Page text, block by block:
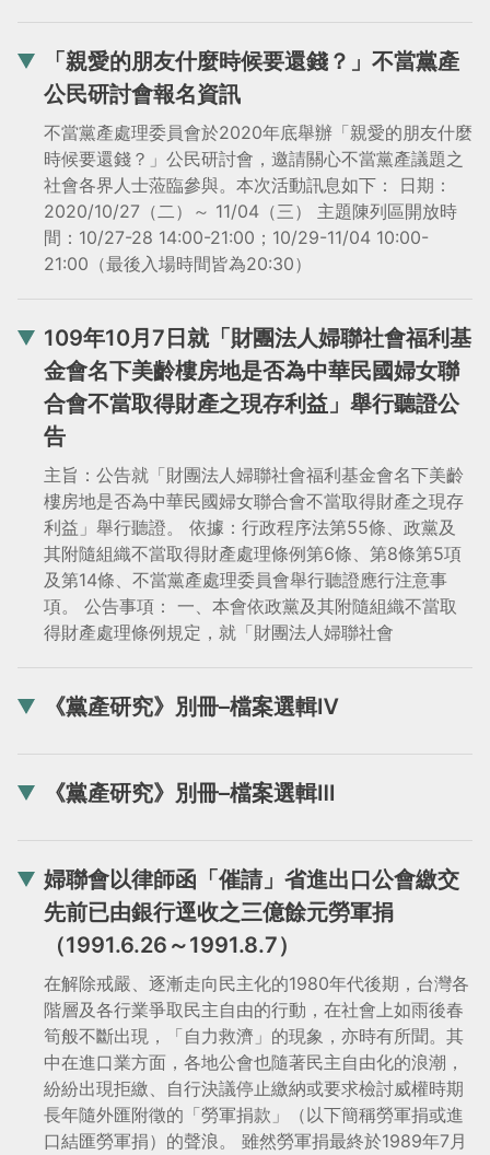
「親愛的朋友什麼時候要還錢？」不當黨產
公民研討會報名資訊
不當黨產處理委員會於2020年底舉辦「親愛的朋友什麼
時候要還錢？」公民研討會，邀請關心不當黨產議題之
社會各界人士蒞臨參與。本次活動訊息如下： 日期：
2020/10/27（二）～ 11/04（三） 主題陳列區開放時
間：10/27-28 14:00-21:00；10/29-11/04 10:00-
21:00（最後入場時間皆為20:30）
109年10月7日就「財團法人婦聯社會福利基
金會名下美齡樓房地是否為中華民國婦女聯
合會不當取得財產之現存利益」舉行聽證公
告
主旨：公告就「財團法人婦聯社會福利基金會名下美齡
樓房地是否為中華民國婦女聯合會不當取得財產之現存
利益」舉行聽證。 依據：行政程序法第55條、政黨及
其附隨組織不當取得財產處理條例第6條、第8條第5項
及第14條、不當黨產處理委員會舉行聽證應行注意事
項。 公告事項： 一、本會依政黨及其附隨組織不當取
得財產處理條例規定，就「財團法人婦聯社會
《黨產研究》別冊–檔案選輯Ⅳ
《黨產研究》別冊–檔案選輯Ⅲ
婦聯會以律師函「催請」省進出口公會繳交
先前已由銀行逕收之三億餘元勞軍捐
（1991.6.26～1991.8.7）
在解除戒嚴、逐漸走向民主化的1980年代後期，台灣各
階層及各行業爭取民主自由的行動，在社會上如雨後春
筍般不斷出現，「自力救濟」的現象，亦時有所聞。其
中在進口業方面，各地公會也隨著民主自由化的浪潮，
紛紛出現拒繳、自行決議停止繳納或要求檢討威權時期
長年隨外匯附徵的「勞軍捐款」（以下簡稱勞軍捐或進
口結匯勞軍捐）的聲浪。 雖然勞軍捐最終於1989年7月